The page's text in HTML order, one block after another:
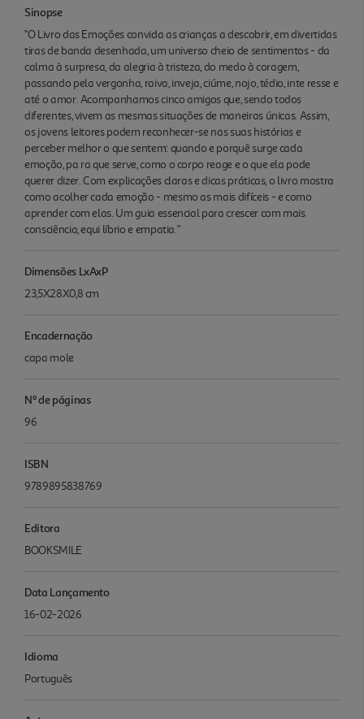
Sinopse
"O Livro das Emoções convida as crianças a descobrir, em divertidas
tiras de banda desenhada, um universo cheio de sentimentos - da
calma à surpresa, da alegria à tristeza, do medo à coragem,
passando pela vergonha, raiva, inveja, ciúme, nojo, tédio, inte resse e
até o amor. Acompanhamos cinco amigos que, sendo todos
diferentes, vivem as mesmas situações de maneiras únicas. Assim,
os jovens leitores podem reconhecer-se nas suas histórias e
perceber melhor o que sentem: quando e porquê surge cada
emoção, pa ra que serve, como o corpo reage e o que ela pode
querer dizer. Com explicações claras e dicas práticas, o livro mostra
como acolher cada emoção - mesmo as mais difíceis - e como
aprender com elas. Um guia essencial para crescer com mais
consciência, equi líbrio e empatia."
Dimensões LxAxP
23,5X28X0,8 cm
Encadernação
capa mole
Nº de páginas
96
ISBN
9789895838769
Editora
BOOKSMILE
Data Lançamento
16-02-2026
Idioma
Português